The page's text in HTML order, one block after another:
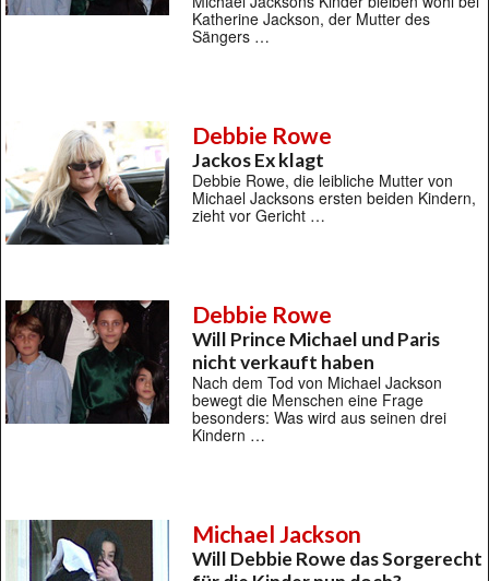
Katherine Jackson, der Mutter des
Sängers …
Debbie Rowe
Jackos Ex klagt
Debbie Rowe, die leibliche Mutter von
Michael Jacksons ersten beiden Kindern,
zieht vor Gericht …
Debbie Rowe
Will Prince Michael und Paris
nicht verkauft haben
Nach dem Tod von Michael Jackson
bewegt die Menschen eine Frage
besonders: Was wird aus seinen drei
Kindern …
Michael Jackson
Will Debbie Rowe das Sorgerecht